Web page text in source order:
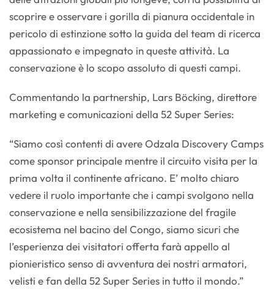
scoprire e osservare i gorilla di pianura occidentale in
pericolo di estinzione sotto la guida del team di ricerca
appassionato e impegnato in queste attività. La
conservazione è lo scopo assoluto di questi campi.
Commentando la partnership, Lars Böcking, direttore
marketing e comunicazioni della 52 Super Series:
“Siamo così contenti di avere Odzala Discovery Camps
come sponsor principale mentre il circuito visita per la
prima volta il continente africano. E’ molto chiaro
vedere il ruolo importante che i campi svolgono nella
conservazione e nella sensibilizzazione del fragile
ecosistema nel bacino del Congo, siamo sicuri che
l’esperienza dei visitatori offerta farà appello al
pionieristico senso di avventura dei nostri armatori,
velisti e fan della 52 Super Series in tutto il mondo.”